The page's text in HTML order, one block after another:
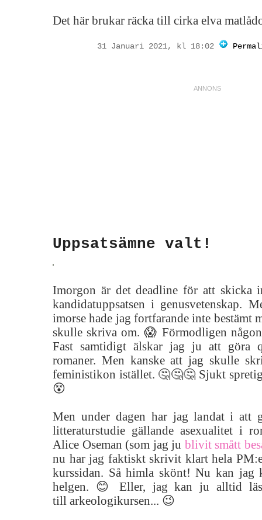
Det här brukar räcka till cirka elva
31 Januari 2021, kl 18:02
Uppsatsämne valt!
Imorgon är det deadline för att skicka
kandidatuppsatsen i genusvetenskap.
imorse hade jag fortfarande inte bestämt
skulle skriva om. 😱 Förmodligen
Fast samtidigt älskar jag ju att göra
romaner. Men kanske att jag skulle
feministikon istället. 🤔🤔🤔 Sjukt
😵
Men under dagen har jag landat i att
litteraturstudie gällande asexualitet i
Alice Oseman (som jag ju blivit smått
nu har jag faktiskt skrivit klart hela
kurssidan. Så himla skönt! Nu kan jag
helgen. 😊 Eller, jag kan ju alltid
till arkeologikursen... 😉